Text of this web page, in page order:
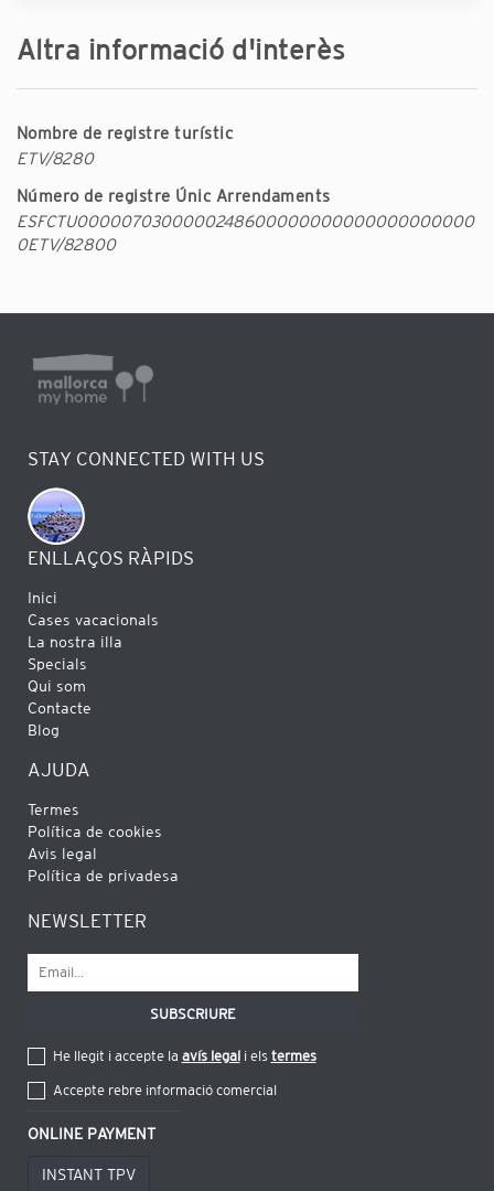
Altra informació d'interès
Nombre de registre turístic
ETV/8280
Número de registre Únic Arrendaments
ESFCTU0000070300000248600000000000000000000
0ETV/82800
STAY CONNECTED WITH US
ENLLAÇOS RÀPIDS
Inici
Cases vacacionals
La nostra illa
Specials
Qui som
Contacte
Blog
AJUDA
Termes
Política de cookies
Avis legal
Política de privadesa
NEWSLETTER
He llegit i accepte la avís legali els termes
Accepte rebre informació comercial
ONLINE PAYMENT
INSTANT TPV